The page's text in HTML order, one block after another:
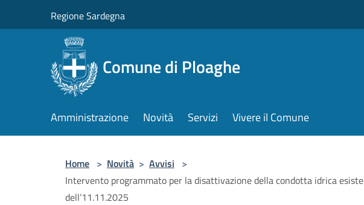
Regione Sardegna
Comune di Ploaghe
Amministrazione Novità Servizi Vivere il Comune
Home > Novità > Avvisi >
Intervento programmato per la disattivazione della condotta idrica
dell’11.11.2025